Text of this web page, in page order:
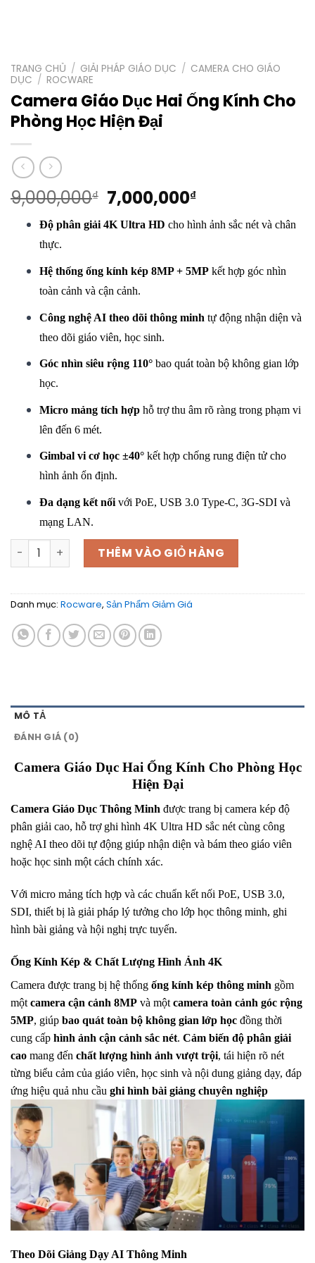
TRANG CHỦ / GIẢI PHÁP GIÁO DỤC / CAMERA CHO GIÁO
DỤC / ROCWARE
Camera Giáo Dục Hai Ống Kính Cho
Phòng Học Hiện Đại
9,000,000₫ Giá
là:
7,000,000₫Giá
hiện
tại
7,000,000₫.
Độ phân giải 4K Ultra HD cho hình ảnh sắc nét và chân
thực.
Hệ thống ống kính kép 8MP + 5MPkết hợp góc nhìn
toàn cảnh và cận cảnh.
Công nghệ AI theo dõi thông minh tự động nhận diện và
theo dõi giáo viên, học sinh.
Góc nhìn siêu rộng 110°bao quát toàn bộ không gian lớp
học.
Micro mảng tích hợphỗ trợ thu âm rõ ràng trong phạm vi
lên đến 6 mét.
Gimbal vi cơ học ±40°kết hợp chống rung điện tử cho
hình ảnh ổn định.
Đa dạng kết nốivới PoE, USB 3.0 Type-C, 3G-SDI và
mạng LAN.
Camera Giáo Dục Hai Ống Kính Cho Phòng Học Hiện Đại
THÊM VÀO GIỎ HÀNG
Danh mục: Rocware, Sản Phẩm Giảm Giá
MÔ TẢ
ĐÁNH GIÁ (0)
Camera Giáo Dục Hai Ống Kính Cho Phòng Học
Hiện Đại
Camera Giáo Dục Thông Minh được trang bị camera kép độ
phân giải cao, hỗ trợ ghi hình 4K Ultra HD sắc nét cùng công
nghệ AI theo dõi tự động giúp nhận diện và bám theo giáo viên
hoặc học sinh một cách chính xác.
Với micro mảng tích hợp và các chuẩn kết nối PoE, USB 3.0,
SDI, thiết bị là giải pháp lý tưởng cho lớp học thông minh, ghi
hình bài giảng và hội nghị trực tuyến.
Ống Kính Kép & Chất Lượng Hình Ảnh 4K
Camera được trang bị hệ thống ống kính kép thông minh gồm
một camera cận cảnh 8MP và một camera toàn cảnh góc rộng
5MP, giúp bao quát toàn bộ không gian lớp học đồng thời
cung cấp hình ảnh cận cảnh sắc nét. Cảm biến độ phân giải
cao mang đến chất lượng hình ảnh vượt trội, tái hiện rõ nét
từng biểu cảm của giáo viên, học sinh và nội dung giảng dạy, đáp
ứng hiệu quả nhu cầu ghi hình bài giảng chuyên nghiệp
Theo Dõi Giảng Dạy AI Thông Minh